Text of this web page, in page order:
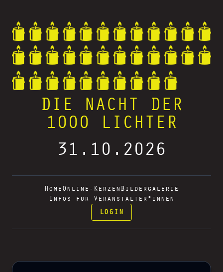
DIE NACHT DER
1000 LICHTER
31.10.2026
Home Online-Kerzen Bildergalerie
Infos für Veranstalter*innen
LOGIN